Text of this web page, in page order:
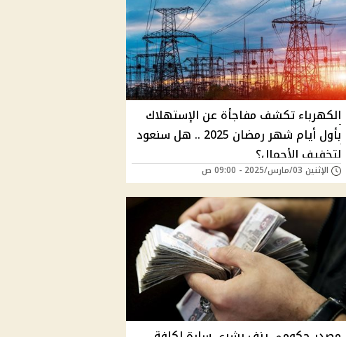
الكهرباء تكشف مفاجأة عن الإستهلاك
بأول أيام شهر رمضان 2025 .. هل سنعود
لتخفيف الأحمال؟
الإثنين 03/مارس/2025 - 09:00 ص